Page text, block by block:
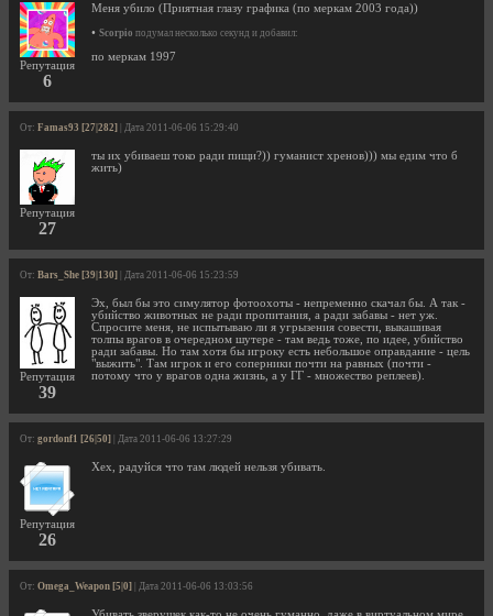
Репутация
6
Меня убило (Приятная глазу графика (по меркам 2003 года))
• Scorpio подумал несколько секунд и добавил:
по меркам 1997
От: Famas93 [27|282] | Дата 2011-06-06 15:29:40
Репутация
27
ты их убиваеш токо ради пищи?)) гуманист хренов))) мы едим что б
жить)
От: Bars_She [39|130] | Дата 2011-06-06 15:23:59
Репутация
39
Эх, был бы это симулятор фотоохоты - непременно скачал бы. А так -
убийство животных не ради пропитания, а ради забавы - нет уж.
Спросите меня, не испытываю ли я угрызения совести, выкашивая
толпы врагов в очередном шутере - там ведь тоже, по идее, убийство
ради забавы. Но там хотя бы игроку есть небольшое оправдание - цель
"выжить". Там игрок и его соперники почти на равных (почти -
потому что у врагов одна жизнь, а у ГГ - множество реплеев).
От: gordonf1 [26|50] | Дата 2011-06-06 13:27:29
Репутация
26
Хех, радуйся что там людей нельзя убивать.
От: Omega_Weapon [5|0] | Дата 2011-06-06 13:03:56